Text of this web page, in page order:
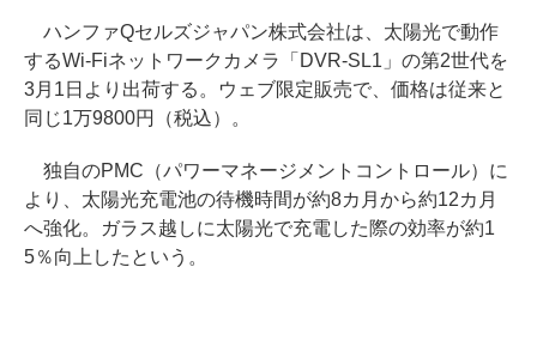
ハンファQセルズジャパン株式会社は、太陽光で動作
するWi-Fiネットワークカメラ「DVR-SL1」の第2世代を
3月1日より出荷する。ウェブ限定販売で、価格は従来と
同じ1万9800円（税込）。
独自のPMC（パワーマネージメントコントロール）に
より、太陽光充電池の待機時間が約8カ月から約12カ月
へ強化。ガラス越しに太陽光で充電した際の効率が約1
5％向上したという。